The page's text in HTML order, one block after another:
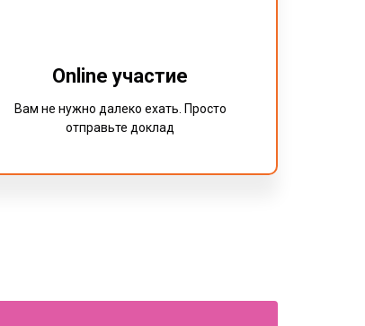
Online участие
Вам не нужно далеко ехать. Просто
отправьте доклад